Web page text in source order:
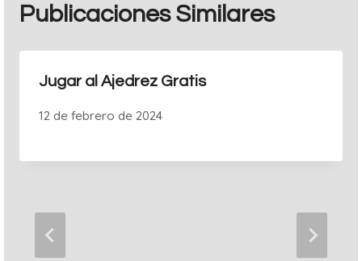
Publicaciones Similares
Jugar al Ajedrez Gratis
12 de febrero de 2024